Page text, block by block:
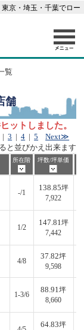
京・埼玉・千葉でロー
覧
舗
ットしました。
|3 |4 |5 Next≫
と並びかえ出来ます
所在階 坪数/坪単価
-/1
138.85坪
7,922
1/2
147.81 坪
7,442
4/8
37.82坪
9,598
1-3/6
88.91坪
8,660
64.83坪